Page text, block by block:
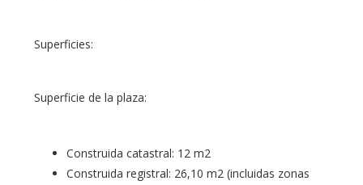
Superficies:
Superficie de la plaza:
Construida catastral: 12 m2
Construida registral: 26,10 m2 (incluidas zonas